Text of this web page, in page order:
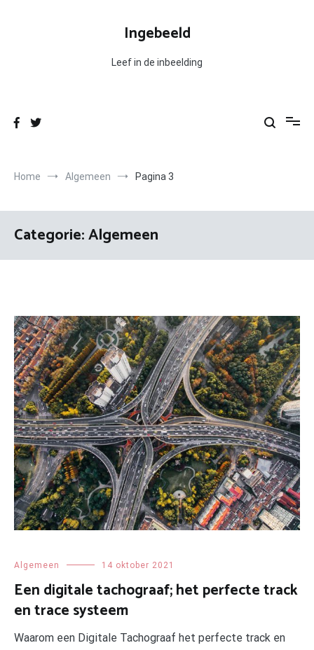
Ingebeeld
Leef in de inbeelding
Home Algemeen Pagina 3
Categorie:Algemeen
Algemeen 14 oktober 2021
Een digitale tachograaf; het perfecte track
en trace systeem
Waarom een Digitale Tachograaf het perfecte track en